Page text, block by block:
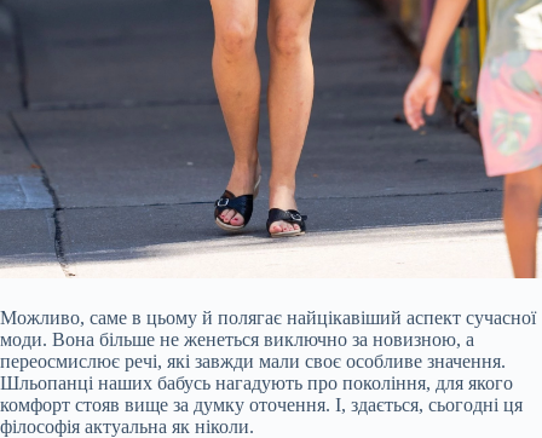
Можливо, саме в цьому й полягає найцікавіший аспект сучасної
моди. Вона більше не женеться виключно за новизною, а
переосмислює речі, які завжди мали своє особливе значення.
Шльопанці наших бабусь нагадують про покоління, для якого
комфорт стояв вище за думку оточення. І, здається, сьогодні ця
філософія актуальна як ніколи.